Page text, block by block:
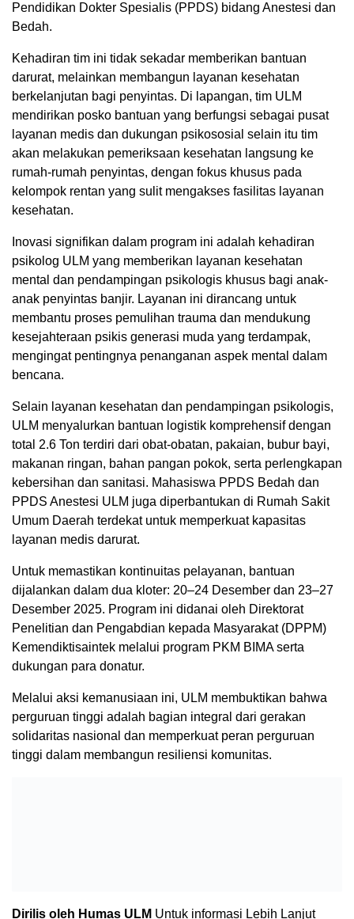
Pendidikan Dokter Spesialis (PPDS) bidang Anestesi dan
Bedah.
Kehadiran tim ini tidak sekadar memberikan bantuan
darurat, melainkan membangun layanan kesehatan
berkelanjutan bagi penyintas. Di lapangan, tim ULM
mendirikan posko bantuan yang berfungsi sebagai pusat
layanan medis dan dukungan psikososial selain itu tim
akan melakukan pemeriksaan kesehatan langsung ke
rumah-rumah penyintas, dengan fokus khusus pada
kelompok rentan yang sulit mengakses fasilitas layanan
kesehatan.
Inovasi signifikan dalam program ini adalah kehadiran
psikolog ULM yang memberikan layanan kesehatan
mental dan pendampingan psikologis khusus bagi anak-
anak penyintas banjir. Layanan ini dirancang untuk
membantu proses pemulihan trauma dan mendukung
kesejahteraan psikis generasi muda yang terdampak,
mengingat pentingnya penanganan aspek mental dalam
bencana.
Selain layanan kesehatan dan pendampingan psikologis,
ULM menyalurkan bantuan logistik komprehensif dengan
total 2.6 Ton terdiri dari obat-obatan, pakaian, bubur bayi,
makanan ringan, bahan pangan pokok, serta perlengkapan
kebersihan dan sanitasi. Mahasiswa PPDS Bedah dan
PPDS Anestesi ULM juga diperbantukan di Rumah Sakit
Umum Daerah terdekat untuk memperkuat kapasitas
layanan medis darurat.
Untuk memastikan kontinuitas pelayanan, bantuan
dijalankan dalam dua kloter: 20–24 Desember dan 23–27
Desember 2025. Program ini didanai oleh Direktorat
Penelitian dan Pengabdian kepada Masyarakat (DPPM)
Kemendiktisaintek melalui program PKM BIMA serta
dukungan para donatur.
Melalui aksi kemanusiaan ini, ULM membuktikan bahwa
perguruan tinggi adalah bagian integral dari gerakan
solidaritas nasional dan memperkuat peran perguruan
tinggi dalam membangun resiliensi komunitas.
Dirilis oleh Humas ULM Untuk informasi Lebih Lanjut